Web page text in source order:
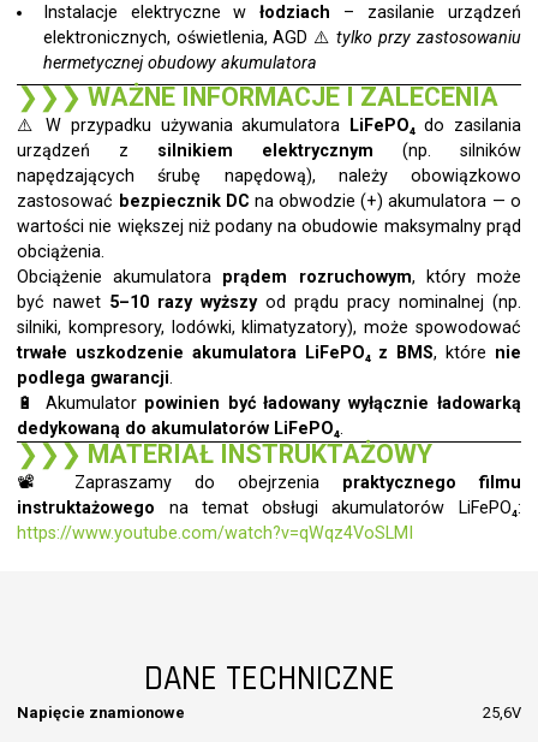
Instalacje elektryczne włodziach – zasilanie urządzeń
elektronicznych, oświetlenia, AGD ⚠️ tylko przy zastosowaniu
hermetycznej obudowy akumulatora
❯❯❯WAŻNE INFORMACJE I ZALECENIA
⚠️ W przypadku używania akumulatora LiFePO₄do zasilania
urządzeń z silnikiem elektrycznym (np. silników
napędzających śrubę napędową), należy obowiązkowo
zastosować bezpiecznik DC na obwodzie (+) akumulatora — o
wartości nie większej niż podany na obudowie maksymalny prąd
obciążenia.
Obciążenie akumulatora prądem rozruchowym, który może
być nawet 5–10 razy wyższyod prądu pracy nominalnej (np.
silniki, kompresory, lodówki, klimatyzatory), może spowodować
trwałe uszkodzenie akumulatora LiFePO₄ z BMS, które nie
podlega gwarancji
🔋 Akumulator powinien być ładowany wyłącznie ładowarką
dedykowaną do akumulatorów LiFePO₄
❯❯❯ MATERIAŁ INSTRUKTAŻOWY
📽️ Zapraszamy do obejrzenia praktycznego filmu
instruktażowego na temat obsługi akumulatorów LiFePO₄:
https://www.youtube.com/watch?v=qWqz4VoSLMI
DANE TECHNICZNE
Napięcie znamionowe 25,6V